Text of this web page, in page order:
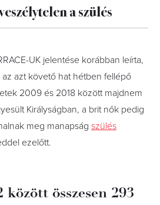
a szülés
UK jelentése korábban leírta,
az azt követő hat hétben fellépő
2009 és 2018 között majdnem
Királyságban, a brit nők pedig
meg manapság szülés
ezelőtt.
között összesen 293